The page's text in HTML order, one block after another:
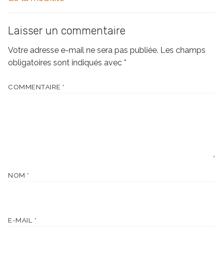
Laisser un commentaire
Votre adresse e-mail ne sera pas publiée. Les champs
obligatoires sont indiqués avec *
COMMENTAIRE *
NOM *
E-MAIL *